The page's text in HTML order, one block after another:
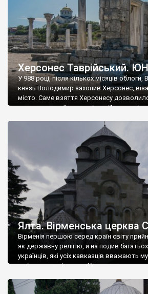
Херсонес Таврійський.
У 988 році, після кількох місяців облоги,
князь Володимир захопив Херсонес,
місто. Саме взяття Херсонесу
диктувати свої умови візантійському
Херсонесі Володимир-язичник, став
А потім було Хрещення Русі. На честь
Ялта. Вірменська церква
Вірменія першою серед країн світу
як державну релігію, й на подив
українців, які усіх кавказців вважають
є відданими вірянами Христа